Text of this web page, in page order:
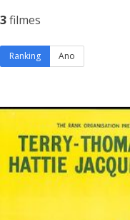
3filmes
Ranking Ano